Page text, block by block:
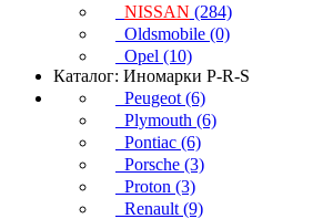
NISSAN (284)
Oldsmobile (0)
Opel (10)
Каталог: Иномарки P-R-S
Peugeot (6)
Plymouth (6)
Pontiac (6)
Porsche (3)
Proton (3)
Renault (9)